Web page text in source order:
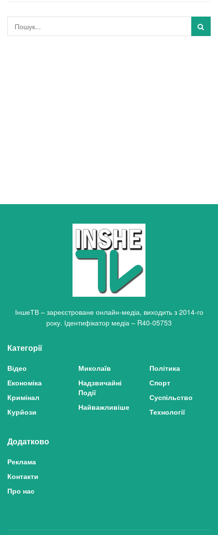
ІншеТВ – зареєстроване онлайн-медіа, виходить з 2014-го
року. Ідентифікатор медіа – R40-05753
Категорії
Відео
Економіка
Кримінал
Курйози
Миколаїв
Надзвичайні
Події
Найважливіше
Політика
Спорт
Суспільство
Технології
Додатково
Реклама
Контакти
Про нас